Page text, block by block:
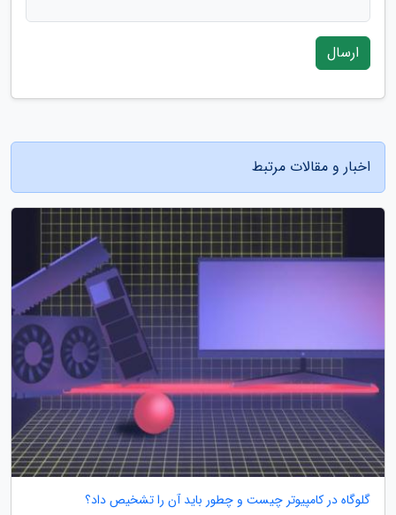
ارسال
اخبار و مقالات مرتبط
گلوگاه در کامپیوتر چیست و چطور باید آن را تشخیص داد؟